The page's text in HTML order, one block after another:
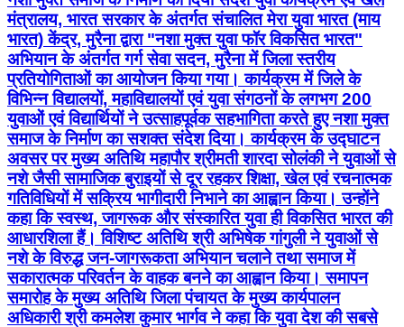
मंत्रालय, भारत सरकार के अंतर्गत संचालित मेरा युवा भारत (माय
भारत) केंद्र, मुरैना द्वारा "नशा मुक्त युवा फॉर विकसित भारत"
अभियान के अंतर्गत गर्ग सेवा सदन, मुरैना में जिला स्तरीय
प्रतियोगिताओं का आयोजन किया गया। कार्यक्रम में जिले के
विभिन्न विद्यालयों, महाविद्यालयों एवं युवा संगठनों के लगभग 200
युवाओं एवं विद्यार्थियों ने उत्साहपूर्वक सहभागिता करते हुए नशा मुक्त
समाज के निर्माण का सशक्त संदेश दिया। कार्यक्रम के उद्घाटन
अवसर पर मुख्य अतिथि महापौर श्रीमती शारदा सोलंकी ने युवाओं से
नशे जैसी सामाजिक बुराइयों से दूर रहकर शिक्षा, खेल एवं रचनात्मक
गतिविधियों में सक्रिय भागीदारी निभाने का आह्वान किया। उन्होंने
कहा कि स्वस्थ, जागरूक और संस्कारित युवा ही विकसित भारत की
आधारशिला हैं। विशिष्ट अतिथि श्री अभिषेक गांगुली ने युवाओं से
नशे के विरुद्ध जन-जागरूकता अभियान चलाने तथा समाज में
सकारात्मक परिवर्तन के वाहक बनने का आह्वान किया। समापन
समारोह के मुख्य अतिथि जिला पंचायत के मुख्य कार्यपालन
अधिकारी श्री कमलेश कुमार भार्गव ने कहा कि युवा देश की सबसे